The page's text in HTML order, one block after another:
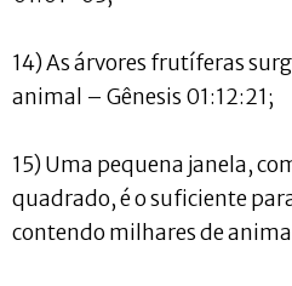
14) As árvores frutíferas
animal – Gênesis 01:12:21;
15) Uma pequena janela,
quadrado, é o suficiente
contendo milhares de